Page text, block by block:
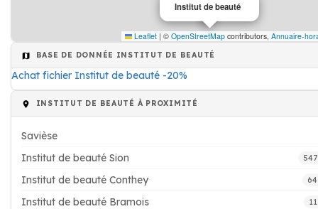
Institut de beauté
Leaflet | © OpenStreetMap contributors, Annuaire-
BASE DE DONNÉE INSTITUT DE BEAUTÉ
Achat fichier Institut de beauté -20%
INSTITUT DE BEAUTÉ À PROXIMITÉ
Savièse
Institut de beauté Sion
547
Institut de beauté Conthey 64
Institut de beauté Bramois 11